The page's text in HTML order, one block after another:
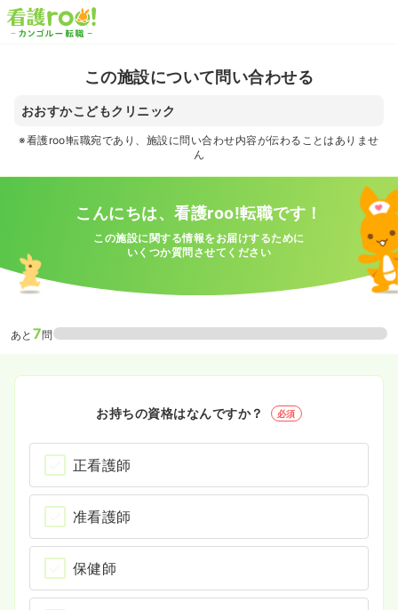
この施設について問い合わせる
おおすかこどもクリニック
※看護roo!転職宛であり、施設に問い合わせ内容が伝わることはありませ
ん
こんにちは、看護roo!転職です！
この施設に関する情報をお届けするために
いくつか質問させてください
あと 7問
お持ちの資格はなんですか？ 必須
正看護師
准看護師
保健師